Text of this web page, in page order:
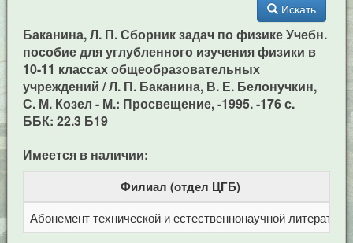
Искать
Баканина, Л. П. Сборник задач по физике Учебн.
пособие для углубленного изучения физики в
10-11 классах общеобразовательных
учреждений / Л. П. Баканина, В. Е. Белонучкин,
С. М. Козел - М.: Просвещение, -1995. -176 с.
ББК: 22.3 Б19
Имеется в наличии:
Филиал (отдел ЦГБ)
Абонемент технической и естественнонаучной литерат